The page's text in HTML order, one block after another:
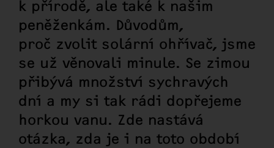
k přírodě, ale také k našim
peněženkám. Důvodům,
proč zvolit solární ohřívač, jsme
se už věnovali minule. Se zimou
přibývá množství sychravých
dní a my si tak rádi dopřejeme
horkou vanu. Zde nastává
otázka, zda je i na toto období